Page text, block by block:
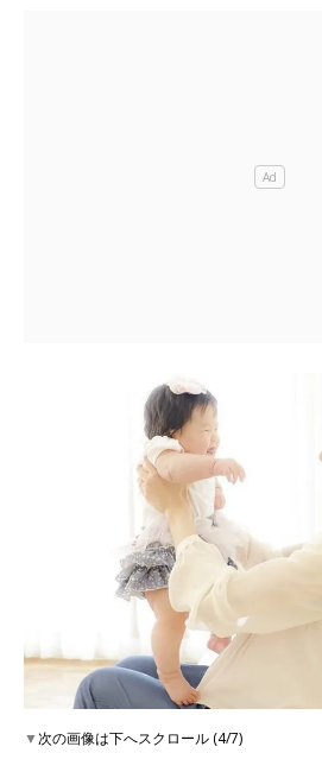
▼次の画像は下へスクロール (4/7)